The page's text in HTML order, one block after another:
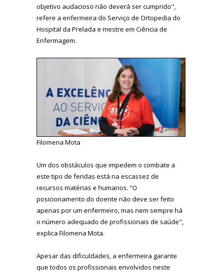
objetivo audacioso não deverá ser cumprido",
refere a enfermeira do Serviço de Ortopedia do
Hospital da Prelada e mestre em Ciência de
Enfermagem.
Filomena Mota
Um dos obstáculos que impedem o combate a
este tipo de feridas está na escassez de
recursos matérias e humanos. “O
posicionamento do doente não deve ser feito
apenas por um enfermeiro, mas nem sempre há
o número adequado de profissionais de saúde",
explica Filomena Mota.
Apesar das dificuldades, a enfermeira garante
que todos os profissionais envolvidos neste